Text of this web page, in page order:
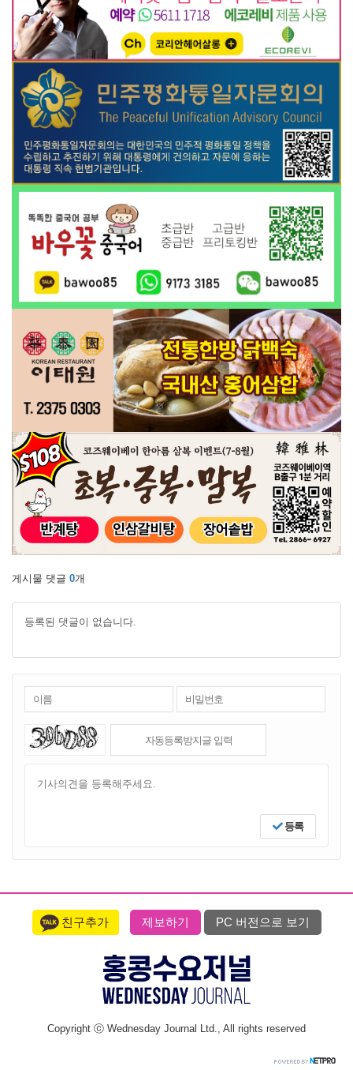
게시물 댓글 0개
등록된 댓글이 없습니다.
등록
친구추가 제보하기 PC 버전으로 보기
Copyright ⓒ Wednesday Journal Ltd., All rights reserved